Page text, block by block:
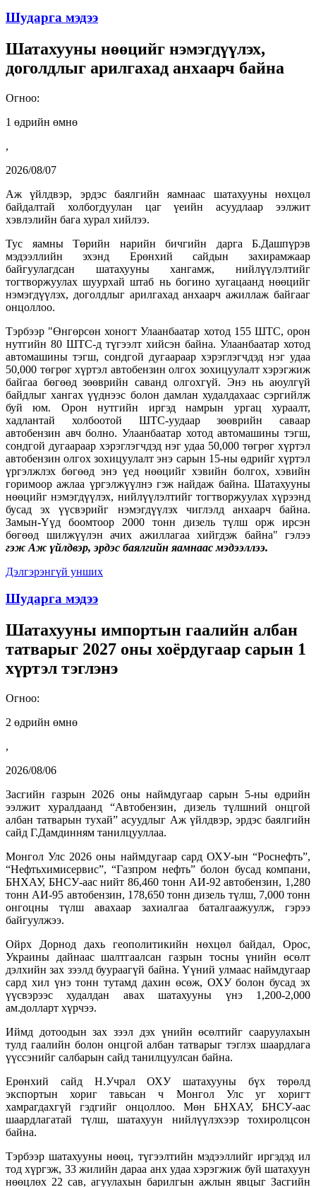
Шударга мэдээ
Шатахууны нөөцийг нэмэгдүүлэх,
доголдлыг арилгахад анхаарч байна
Огноо:
1 өдрийн өмнө
,
2026/08/07
Аж үйлдвэр, эрдэс баялгийн яамнаас шатахууны нөхцөл
байдалтай холбогдуулан цаг үеийн асуудлаар ээлжит
хэвлэлийн бага хурал хийлээ.
Тус яамны Төрийн нарийн бичгийн дарга Б.Дашпүрэв
мэдээллийн эхэнд Ерөнхий сайдын захирамжаар
байгуулагдсан шатахууны хангамж, нийлүүлэлтийг
тогтворжуулах шуурхай штаб нь богино хугацаанд нөөцийг
нэмэгдүүлэх, доголдлыг арилгахад анхаарч ажиллаж байгааг
онцоллоо.
Тэрбээр "Өнгөрсөн хоногт Улаанбаатар хотод 155 ШТС, орон
нутгийн 80 ШТС-д түгээлт хийсэн байна. Улаанбаатар хотод
автомашины тэгш, сондгой дугаараар хэрэглэгчдэд нэг удаа
50,000 төгрөг хүртэл автобензин олгох зохицуулалт хэрэгжиж
байгаа бөгөөд зөөврийн саванд олгохгүй. Энэ нь аюулгүй
байдлыг хангах үүднээс болон дамлан худалдахаас сэргийлж
буй юм. Орон нутгийн иргэд намрын ургац хураалт,
хадлантай холбоотой ШТС-уудаар зөөврийн саваар
автобензин авч болно. Улаанбаатар хотод автомашины тэгш,
сондгой дугаараар хэрэглэгчдэд нэг удаа 50,000 төгрөг хүртэл
автобензин олгох зохицуулалт энэ сарын 15-ны өдрийг хүртэл
үргэлжлэх бөгөөд энэ үед нөөцийг хэвийн болгох, хэвийн
горимоор ажлаа үргэлжүүлнэ гэж найдаж байна. Шатахууны
нөөцийг нэмэгдүүлэх, нийлүүлэлтийг тогтворжуулах хүрээнд
бусад эх үүсвэрийг нэмэгдүүлэх чиглэлд анхаарч байна.
Замын-Үүд боомтоор 2000 тонн дизель түлш орж ирсэн
бөгөөд шилжүүлэн ачих ажиллагаа хийгдэж байна" гэлээ
гэж Аж үйлдвэр, эрдэс баялгийн яамнаас мэдээллээ.
Дэлгэрэнгүй унших
Шударга мэдээ
Шатахууны импортын гаалийн албан
татварыг 2027 оны хоёрдугаар сарын 1
хүртэл тэглэнэ
Огноо:
2 өдрийн өмнө
,
2026/08/06
Засгийн газрын 2026 оны наймдугаар сарын 5-ны өдрийн
ээлжит хуралдаанд “Автобензин, дизель түлшний онцгой
албан татварын тухай” асуудлыг Аж үйлдвэр, эрдэс баялгийн
сайд Г.Дамдинням танилцууллаа.
Монгол Улс 2026 оны наймдугаар сард ОХУ-ын “Роснефть”,
“Нефтьхимисервис”, “Газпром нефть” болон бусад компани,
БНХАУ, БНСУ-аас нийт 86,460 тонн АИ-92 автобензин, 1,280
тонн АИ-95 автобензин, 178,650 тонн дизель түлш, 7,000 тонн
онгоцны түлш авахаар захиалгаа баталгаажуулж, гэрээ
байгуулжээ.
Ойрх Дорнод дахь геополитикийн нөхцөл байдал, Орос,
Украины дайнаас шалтгаалсан газрын тосны үнийн өсөлт
дэлхийн зах зээлд буураагүй байна. Үүний улмаас наймдугаар
сард хил үнэ тонн тутамд дахин өсөж, ОХУ болон бусад эх
үүсвэрээс худалдан авах шатахууны үнэ 1,200-2,000
ам.долларт хүрчээ.
Иймд дотоодын зах зээл дэх үнийн өсөлтийг сааруулахын
тулд гаалийн болон онцгой албан татварыг тэглэх шаардлага
үүссэнийг салбарын сайд танилцуулсан байна.
Ерөнхий сайд Н.Учрал ОХУ шатахууны бүх төрөлд
экспортын хориг тавьсан ч Монгол Улс уг хоригт
хамрагдахгүй гэдгийг онцоллоо. Мөн БНХАУ, БНСУ-аас
шаардлагатай түлш, шатахуун нийлүүлэхээр тохиролцсон
байна.
Тэрбээр шатахууны нөөц, түгээлтийн мэдээллийг иргэдэд ил
тод хүргэж, 33 жилийн дараа анх удаа хэрэгжиж буй шатахуун
нөөцлөх 22 сав, агуулахын барилгын ажлын явцыг Засгийн